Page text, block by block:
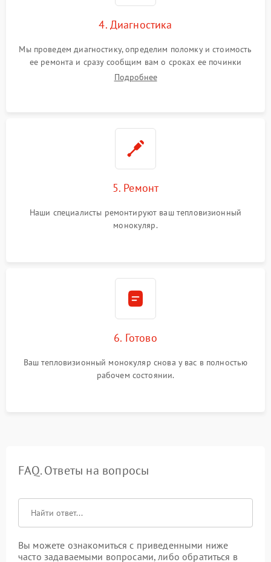
4. Диагностика
Мы проведем диагностику, определим поломку и стоимость
ее ремонта и сразу сообщим вам о сроках ее починки
Подробнее
5. Ремонт
Наши специалисты ремонтируют ваш тепловизионный
монокуляр.
6. Готово
Ваш тепловизионный монокуляр снова у вас в полностью
рабочем состоянии.
FAQ. Ответы на вопросы
Вы можете ознакомиться с приведенными ниже
часто задаваемыми вопросами, либо обратиться в